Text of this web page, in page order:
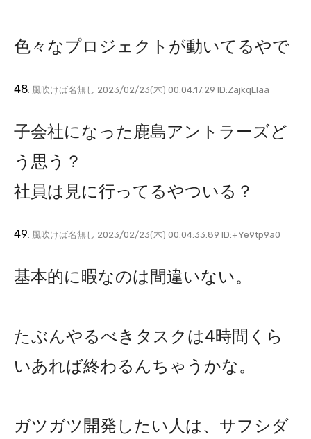
色々なプロジェクトが動いてるやで
48: 風吹けば名無し 2023/02/23(木) 00:04:17.29 ID:ZajkqLIaa
子会社になった鹿島アントラーズど
う思う？
社員は見に行ってるやついる？
49: 風吹けば名無し 2023/02/23(木) 00:04:33.89 ID:+Ye9tp9a0
基本的に暇なのは間違いない。
たぶんやるべきタスクは4時間くら
いあれば終わるんちゃうかな。
ガツガツ開発したい人は、サフシダ